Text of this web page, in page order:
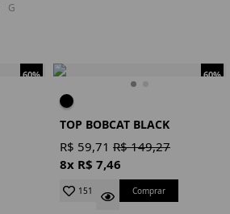
G
60% 60%
TOP BOBCAT BLACK
R$ 59,71 R$ 149,27
8x R$ 7,46
151 Comprar